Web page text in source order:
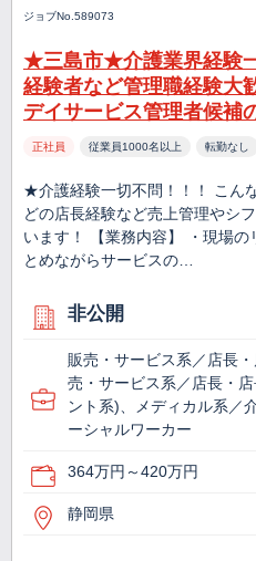
ジョブNo.589073
★三島市★介護業界経験
経験者など管理職経験大
デイサービス管理者候補
正社員 従業員1000名以上 転勤なし
★介護経験一切不問！！！ こん
どの店長経験など売上管理やシ
います！ 【業務内容】 ・現場の
とめながらサービスの…
非公開
販売・サービス系／店長
売・サービス系／店長・
ント系)、メディカル系／
ーシャルワーカー
364万円～420万円
静岡県